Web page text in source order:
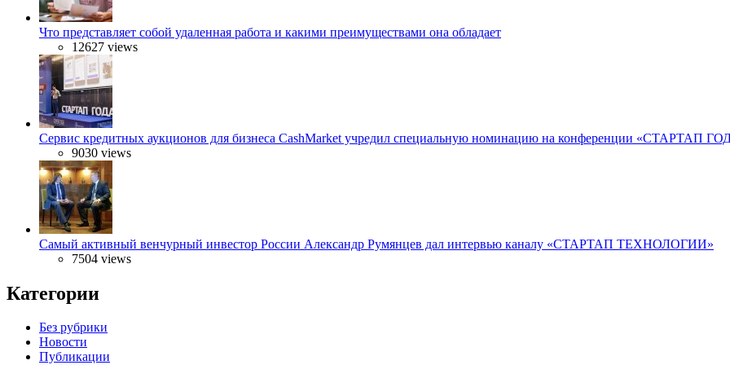
Что представляет собой удаленная работа и какими преимуществами она обладает
12627 views
Сервис кредитных аукционов для бизнеса CashMarket учредил специальную номинацию на конференции «СТАРТАП
9030 views
Самый активный венчурный инвестор России Александр Румянцев дал интервью каналу «СТАРТАП ТЕХНОЛОГИИ»
7504 views
Категории
Без рубрики
Новости
Публикации